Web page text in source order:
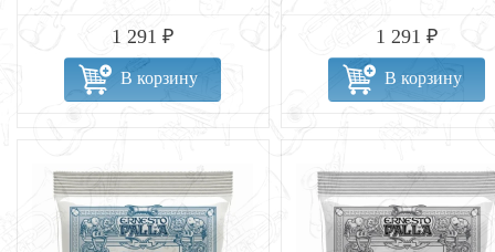
1 291 ₽
В корзину
1 291 ₽
В корзину